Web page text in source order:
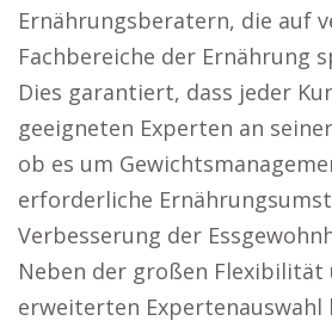
Ernährungsberatern, die auf
Fachbereiche der Ernährung
Dies garantiert, dass jeder
geeigneten Experten an
ob es um
erforderliche
Verbesserung der
Neben der großen Flexibilität
erweiterten Expertenauswahl